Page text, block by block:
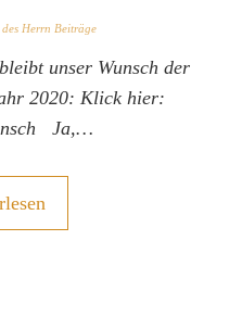
Herrn Beiträge
unser Wunsch der
2020: Klick hier:
Ja,…